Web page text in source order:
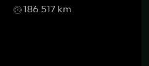
186.517 km